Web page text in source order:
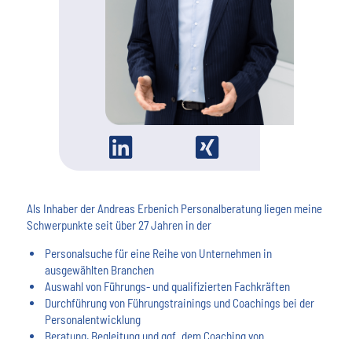
Als Inhaber der Andreas Erbenich Personalberatung liegen meine
Schwerpunkte seit über 27 Jahren in der
Personalsuche für eine Reihe von Unternehmen in
ausgewählten Branchen
Auswahl von Führungs- und qualifizierten Fachkräften
Durchführung von Führungstrainings und Coachings bei der
Personalentwicklung
Beratung, Begleitung und ggf. dem Coaching von